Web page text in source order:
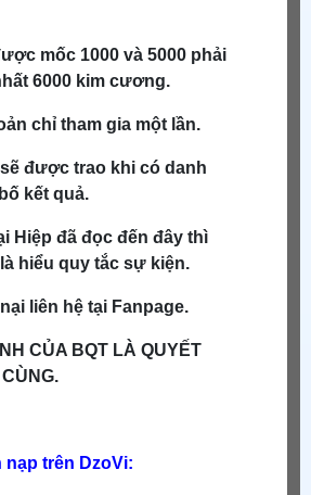
mốc 1000 và 5000 phải
6000 kim cương.
chỉ tham gia một lần.
được trao khi có danh
kết quả.
Hiệp đã đọc đến đây thì
hiểu quy tắc sự kiện.
liên hệ tại Fanpage.
CỦA BQT LÀ QUYẾT
nạp trên DzoVi: